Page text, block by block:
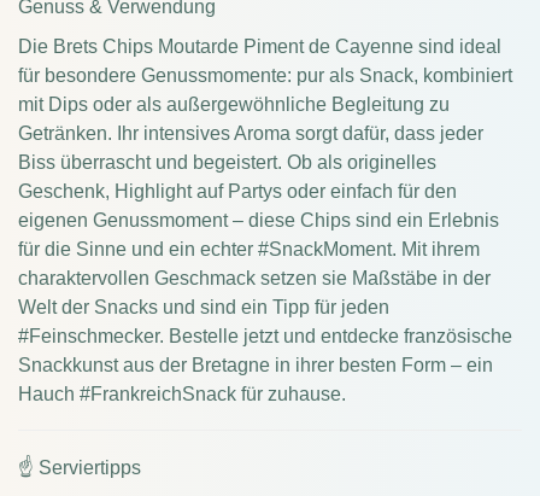
Genuss & Verwendung
Die Brets Chips Moutarde Piment de Cayenne sind ideal
für besondere Genussmomente: pur als Snack, kombiniert
mit Dips oder als außergewöhnliche Begleitung zu
Getränken. Ihr intensives Aroma sorgt dafür, dass jeder
Biss überrascht und begeistert. Ob als originelles
Geschenk, Highlight auf Partys oder einfach für den
eigenen Genussmoment – diese Chips sind ein Erlebnis
für die Sinne und ein echter #SnackMoment. Mit ihrem
charaktervollen Geschmack setzen sie Maßstäbe in der
Welt der Snacks und sind ein Tipp für jeden
#Feinschmecker. Bestelle jetzt und entdecke französische
Snackkunst aus der Bretagne in ihrer besten Form – ein
Hauch #FrankreichSnack für zuhause.
☝ Serviertipps